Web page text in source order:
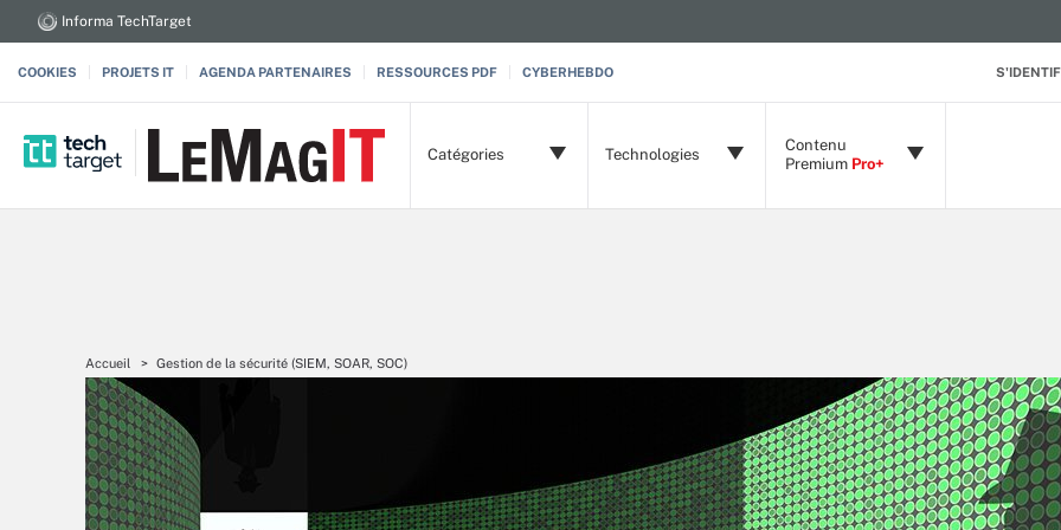
Informa TechTarget
COOKIES PROJETS IT AGENDA PARTENAIRES RESSOURCES PDF CYBERHEBDO
Catégories Technologies
Contenu
Premium Pro+
Accueil Gestion de la sécurité (SIEM, SOAR, SOC)